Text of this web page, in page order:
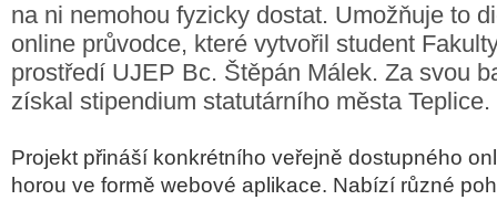
na ni nemohou fyzicky dostat. Umožňuje to
online průvodce, které vytvořil student
prostředí UJEP Bc. Štěpán Málek. Za svou
získal stipendium statutárního města Teplice.
Projekt přináší konkrétního veřejně dostupného
horou ve formě webové aplikace. Nabízí různé